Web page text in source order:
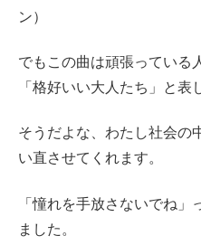
ン）
でもこの曲は頑張っている
「格好いい大人たち」と表
そうだよな、わたし社会
い直させてくれます。
「憧れを手放さないでね
ました。